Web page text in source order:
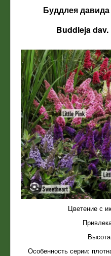
Буддлея давида
Buddleja
Цветение с
Особенность серии: